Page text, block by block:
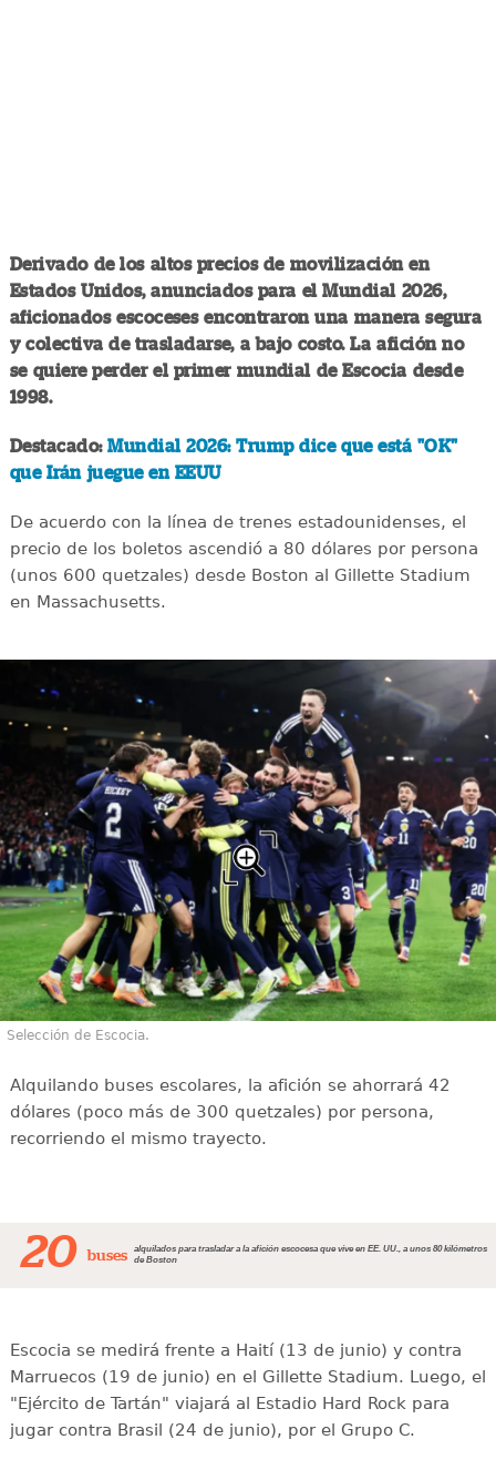
Derivado de los altos precios de movilización en
Estados Unidos, anunciados para el Mundial 2026,
aficionados escoceses encontraron una manera segura
y colectiva de trasladarse, a bajo costo. La afición no
se quiere perder el primer mundial de Escocia desde
1998.
Destacado:Mundial 2026: Trump dice que está "OK"
que Irán juegue en EEUU
De acuerdo con la línea de trenes estadounidenses, el
precio de los boletos ascendió a 80 dólares por persona
(unos 600 quetzales) desde Boston al Gillette Stadium
en Massachusetts.
Selección de Escocia.
Alquilando buses escolares, la afición se ahorrará 42
dólares (poco más de 300 quetzales) por persona,
recorriendo el mismo trayecto.
20 buses alquilados para trasladar a la afición escocesa que vive en EE. UU., a unos 80 kilómetros
de Boston
Escocia se medirá frente a Haití (13 de junio) y contra
Marruecos (19 de junio) en el Gillette Stadium. Luego, el
"Ejército de Tartán" viajará al Estadio Hard Rock para
jugar contra Brasil (24 de junio), por el Grupo C.